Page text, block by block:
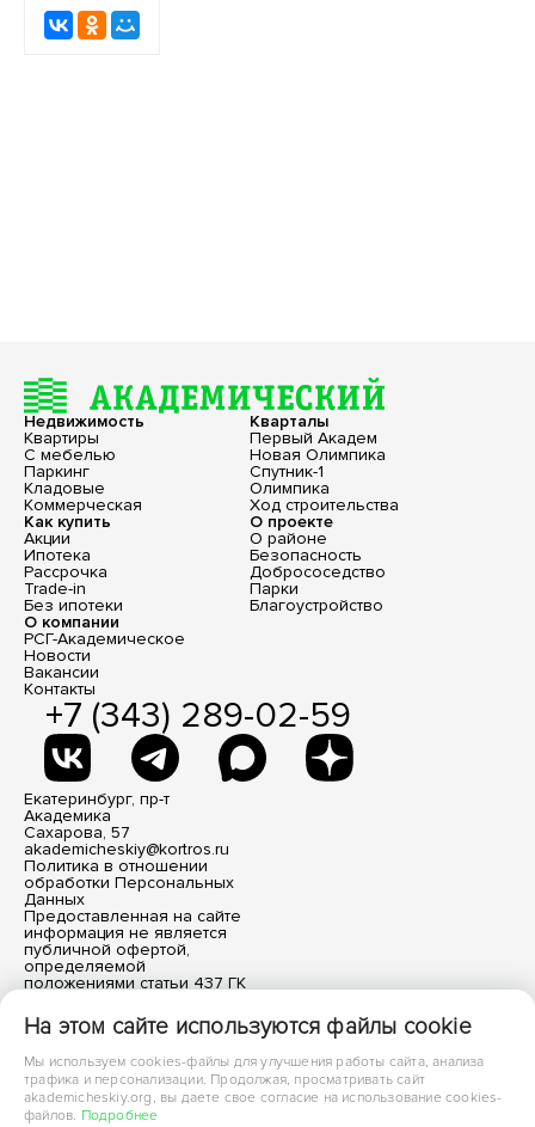
На этом сайте используются файлы cookie
Мы используем cookies-файлы для улучшения работы сайта, анализа
трафика и персонализации. Продолжая, просматривать сайт
akademicheskiy.org, вы даете свое согласие на использование cookies-
файлов. Подробнее
Недвижимость
Квартиры
С мебелью
Паркинг
Кладовые
Коммерческая
Кварталы
Первый Академ
Новая Олимпика
Спутник-1
Олимпика
Ход строительства
Как купить
Акции
Ипотека
Рассрочка
Trade-in
Без ипотеки
О проекте
О районе
Безопасность
Добрососедство
Парки
Благоустройство
О компании
РСГ-Академическое
Новости
Вакансии
Контакты
+7 (343) 289-02-59
Екатеринбург, пр-т
Академика
Сахарова, 57
akademicheskiy@kortros.ru
Политика в отношении
обработки Персональных
Данных
Предоставленная на сайте
информация не является
публичной офертой,
определяемой
положениями статьи 437 ГК
материалы носят
информационный характер.